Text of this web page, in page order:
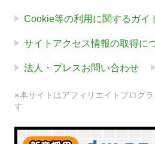
Cookie等の利用に関するガイ
サイトアクセス情報の取得に
法人・プレスお問い合わせ
※本サイトはアフィリエイトプログ
す